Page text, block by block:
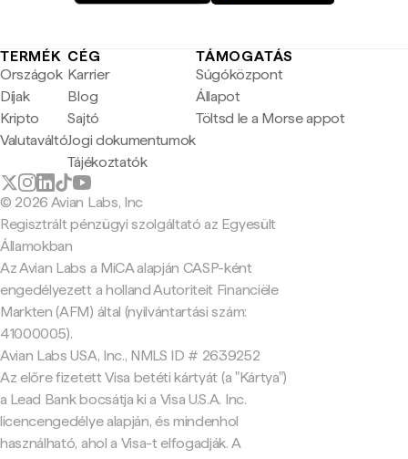
TERMÉK
Országok
Díjak
Kripto
Valutaváltó
CÉG
Karrier
Blog
Sajtó
Jogi dokumentumok
Tájékoztatók
TÁMOGATÁS
Súgóközpont
Állapot
Töltsd le a Morse appot
© 2026 Avian Labs, Inc
Regisztrált pénzügyi szolgáltató az Egyesült
Államokban
Az Avian Labs a MiCA alapján CASP-ként
engedélyezett a holland Autoriteit Financiële
Markten (AFM) által (nyilvántartási szám:
41000005).
Avian Labs USA, Inc., NMLS ID # 2639252
Az előre fizetett Visa betéti kártyát (a "Kártya")
a Lead Bank bocsátja ki a Visa U.S.A. Inc.
licencengedélye alapján, és mindenhol
használható, ahol a Visa-t elfogadják. A